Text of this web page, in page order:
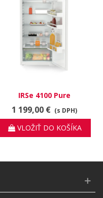
IRSe 4100 Pure
1 199,00 € (s DPH)
VLOŽIŤ DO KOŠÍKA